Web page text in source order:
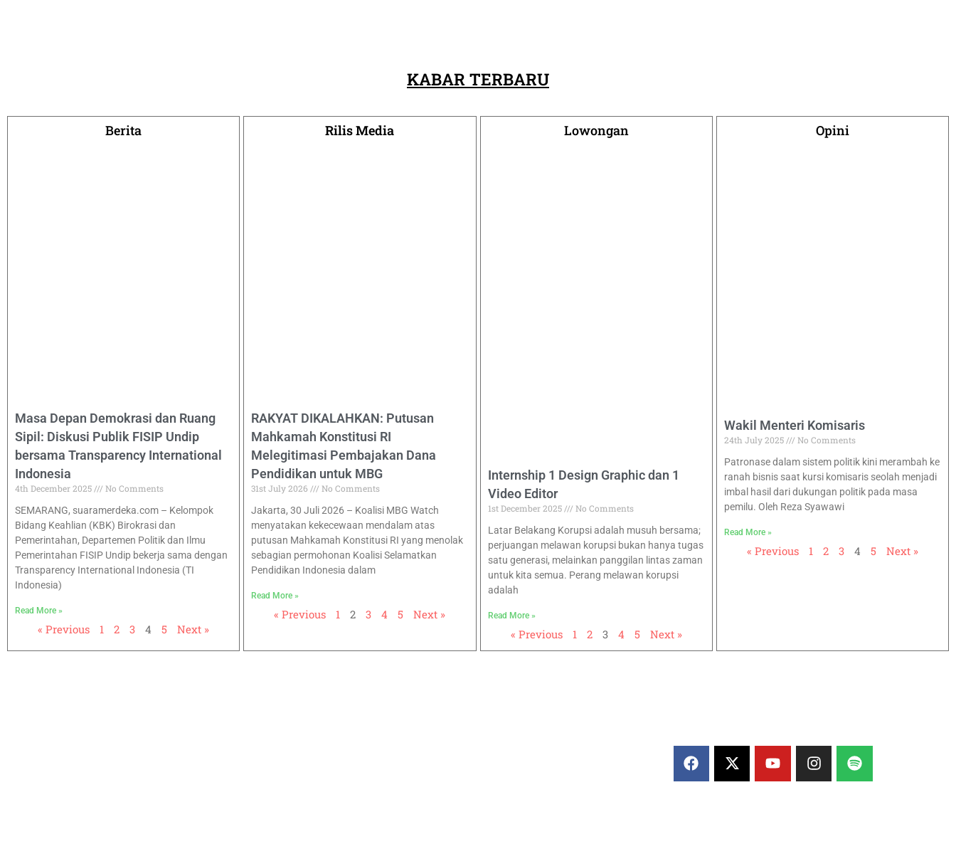
KABAR TERBARU
Berita
Masa Depan Demokrasi dan Ruang
Sipil: Diskusi Publik FISIP Undip
bersama Transparency International
Indonesia
4th December 2025
No Comments
SEMARANG, suaramerdeka.com – Kelompok
Bidang Keahlian (KBK) Birokrasi dan
Pemerintahan, Departemen Politik dan Ilmu
Pemerintahan FISIP Undip bekerja sama dengan
Transparency International Indonesia (TI
Indonesia)
Read More »
« Previous 1 2 3 4 5 Next »
Rilis Media
RAKYAT DIKALAHKAN: Putusan
Mahkamah Konstitusi RI
Melegitimasi Pembajakan Dana
Pendidikan untuk MBG
31st July 2026
No Comments
Jakarta, 30 Juli 2026 – Koalisi MBG Watch
menyatakan kekecewaan mendalam atas
putusan Mahkamah Konstitusi RI yang menolak
sebagian permohonan Koalisi Selamatkan
Pendidikan Indonesia dalam
Read More »
« Previous 1 2 3 4 5 Next »
Lowongan
Internship 1 Design Graphic dan 1
Video Editor
1st December 2025
No Comments
Latar Belakang Korupsi adalah musuh bersama;
perjuangan melawan korupsi bukan hanya tugas
satu generasi, melainkan panggilan lintas zaman
untuk kita semua. Perang melawan korupsi
adalah
Read More »
« Previous 1 2 3 4 5 Next »
Opini
Wakil Menteri Komisaris
24th July 2025
No Comments
Patronase dalam sistem politik kini merambah ke
ranah bisnis saat kursi komisaris seolah menjadi
imbal hasil dari dukungan politik pada masa
pemilu. Oleh Reza Syawawi
Read More »
« Previous 1 2 3 4 5 Next »